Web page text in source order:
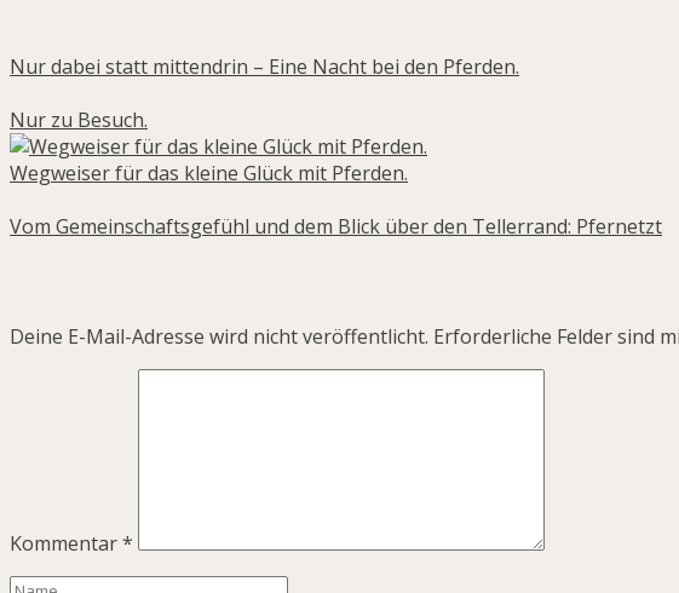
Nur dabei statt mittendrin – Eine Nacht bei den Pferden.
Nur zu Besuch.
Wegweiser für das kleine Glück mit Pferden.
Vom Gemeinschaftsgefühl und dem Blick über den Tellerrand: Pfernetzt
Deine E-Mail-Adresse wird nicht veröffentlicht. Erforderliche Felder sind
Kommentar*